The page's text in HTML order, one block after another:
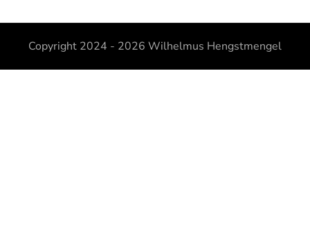
Copyright 2024 - 2026 Wilhelmus Hengstmengel